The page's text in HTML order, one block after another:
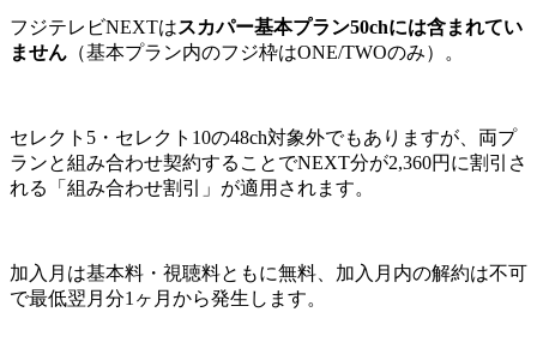
フジテレビNEXTはスカパー基本プラン50chには含まれてい
ません （基本プラン内のフジ枠はONE/TWOのみ）。
セレクト5・セレクト10の48ch対象外でもありますが、両プ
ランと組み合わせ契約することでNEXT分が2,360円に割引さ
れる「組み合わせ割引」が適用されます。
加入月は基本料・視聴料ともに無料、加入月内の解約は不可
で最低翌月分1ヶ月から発生します。